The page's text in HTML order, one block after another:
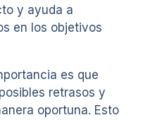
y ayuda a
en los objetivos
es que
retrasos y
oportuna. Esto